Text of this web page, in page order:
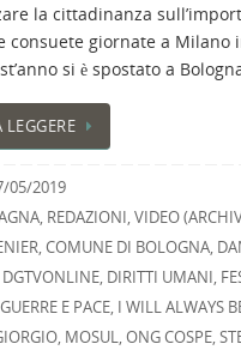
la cittadinanza
consuete giornate a Milano
si è spostato a
05/2019
, REDAZIONI,VIDEO
,COMUNE DI BOLOGNA,
DGTVONLINE, DIRITTI UMANI,
GUERRE E PACE, I WILL ALWAYS
, MOSUL,ONG COSPE,